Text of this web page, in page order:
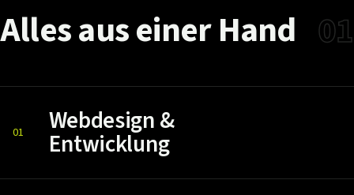
AllesauseinerHand 01
01 Webdesign &
Entwicklung